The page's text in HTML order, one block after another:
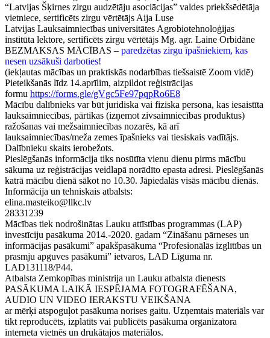
“Latvijas Šķirnes zirgu audzētāju asociācijas” valdes priekšsēdētāja
vietniece, sertificēts zirgu vērtētājs Aija Luse
Latvijas Lauksaimniecības universitātes Agrobiotehnoloģijas
institūta lektore, sertificēts zirgu vērtētājs Mg. agr. Laine Orbidāne
BEZMAKSAS MĀCĪBAS – paredzētas zirgu īpašniekiem, kas
nesen uzsākuši darboties!
(iekļautas mācības un praktiskās nodarbības tiešsaistē Zoom vidē)
Pieteikšanās līdz 14.aprīlim, aizpildot reģistrācijas
formu https://forms.gle/gVgc5Fe97pqpRo6E8
Mācību dalībnieks var būt juridiska vai fiziska persona, kas iesaistīta
lauksaimniecības, pārtikas (izņemot zivsaimniecības produktus)
ražošanas vai mežsaimniecības nozarēs, kā arī
lauksaimniecības/meža zemes īpašnieks vai tiesiskais vadītājs.
Dalībnieku skaits ierobežots.
Pieslēgšanās informācija tiks nosūtīta vienu dienu pirms mācību
sākuma uz reģistrācijas veidlapā norādīto epasta adresi. Pieslēgšanās
katrā mācību dienā sākot no 10.30. Jāpiedalās visās mācību dienās.
Informācija un tehniskais atbalsts:
elina.masteiko@llkc.lv
28331239
Mācības tiek nodrošinātas Lauku attīstības programmas (LAP)
investīciju pasākuma 2014.-2020. gadam “Zināšanu pārneses un
informācijas pasākumi” apakšpasākuma “Profesionālās izglītības un
prasmju apguves pasākumi” ietvaros, LAD Līguma nr.
LAD131118/P44.
Atbalsta Zemkopības ministrija un Lauku atbalsta dienests
PASĀKUMA LAIKĀ IESPĒJAMA FOTOGRAFĒŠANA,
AUDIO UN VIDEO IERAKSTU VEIKŠANA
ar mērķi atspoguļot pasākuma norises gaitu. Uzņemtais materiāls var
tikt reproducēts, izplatīts vai publicēts pasākuma organizatora
interneta vietnēs un drukātajos materiālos.